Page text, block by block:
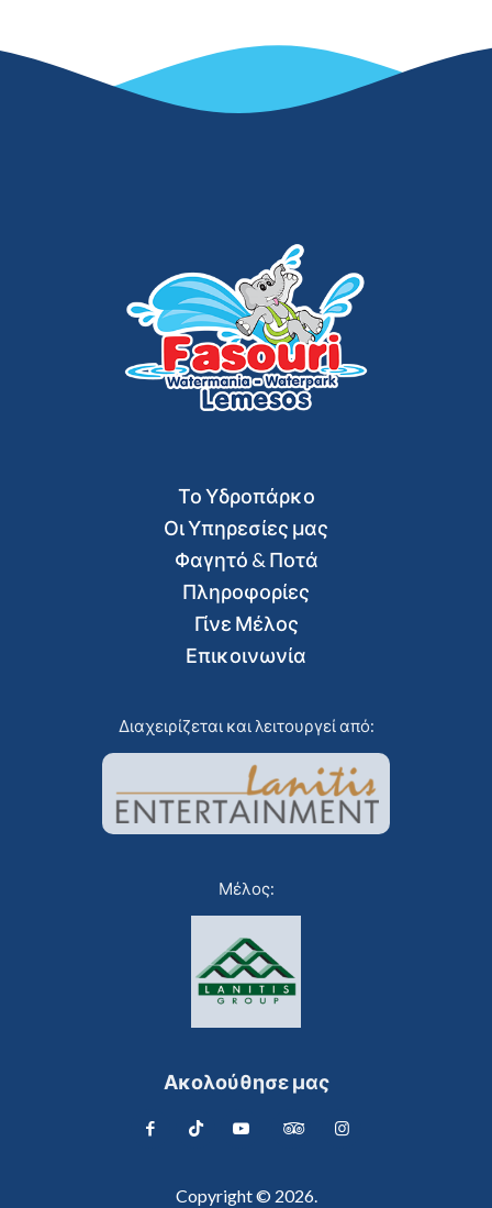
Το Υδροπάρκο
Οι Υπηρεσίες μας
Φαγητό & Ποτά
Πληροφορίες
Γίνε Μέλος
Επικοινωνία
Διαχειρίζεται και λειτουργεί από:
Μέλος:
Ακολούθησε μας
Copyright © 2026.